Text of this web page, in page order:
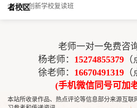
者校区
洞口创新学校复读班
老师一对一免费咨
杨老师： 15274855379（
徐老师： 16670491319（
(手机微信同号可加
本站所收录作品、热点评论等信息部分来源互联